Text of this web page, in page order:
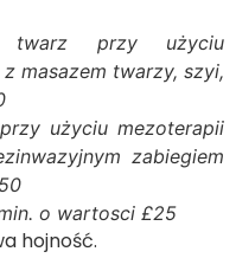
przy użyciu
masazem twarzy, szyi,
użyciu mezoterapii
zabiegiem
o wartosci £25
hojność.